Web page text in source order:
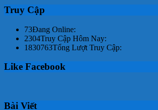
Truy Cập
73Đang Online:
2304Truy Cập Hôm Nay:
1830763Tổng Lượt Truy Cập:
Like Facebook
Bài Viết